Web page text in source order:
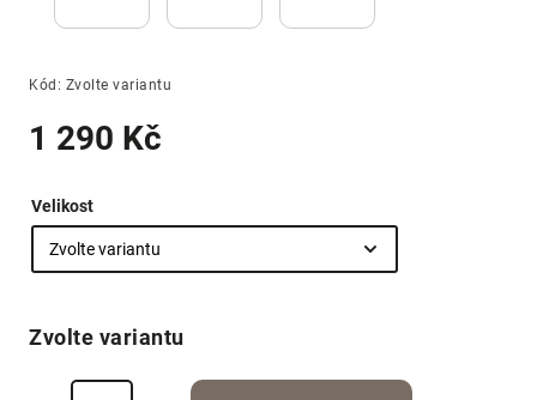
Kód: Zvolte variantu
1 290 Kč
Velikost
Zvolte variantu